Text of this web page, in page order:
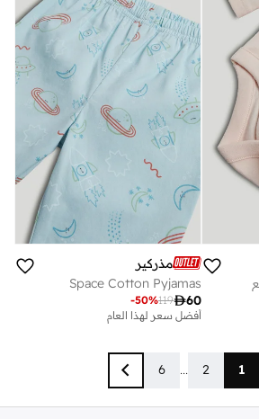
مذركير
Space Cotton Pyjamas
60
119
-50%
أفضل سعر لهذا العام
1
2
...
6